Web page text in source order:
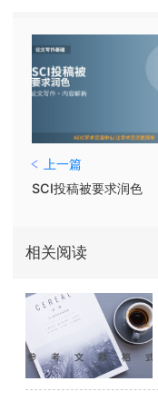
上一篇
SCI投稿被要求润色
相关阅读